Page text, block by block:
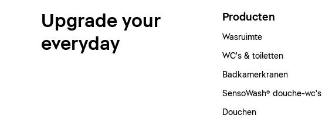
Upgrade your
everyday
Producten
Wasruimte
WC's & toiletten
Badkamerkranen
SensoWash® douche-wc's
Douchen